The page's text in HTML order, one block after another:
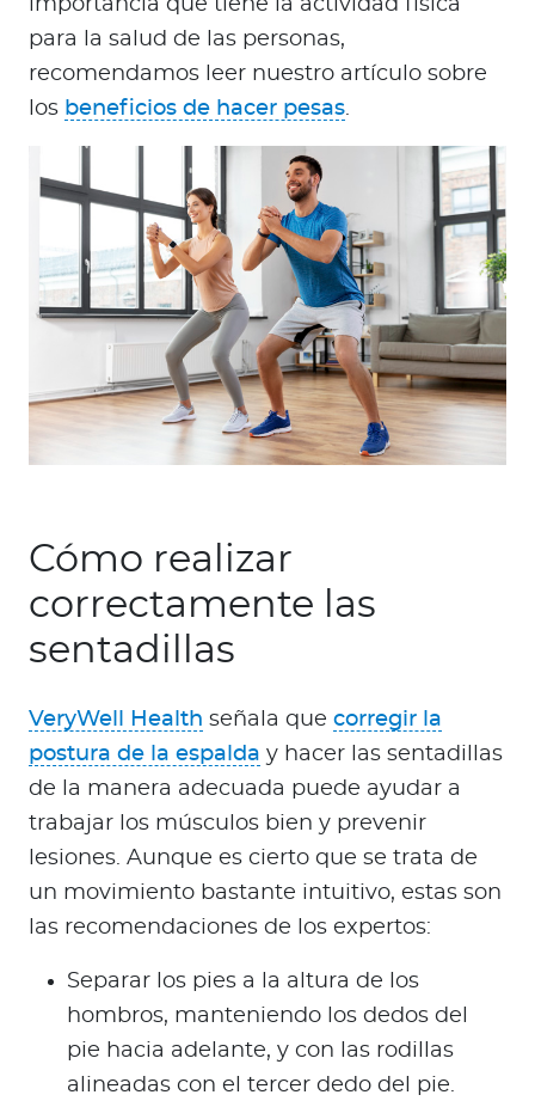
importancia que tiene la actividad física
para la salud de las personas,
recomendamos leer nuestro artículo sobre
los beneficios de hacer pesas.
Cómo realizar
correctamente las
sentadillas
VeryWell Health señala que corregir la
postura de la espalda y hacer las sentadillas
de la manera adecuada puede ayudar a
trabajar los músculos bien y prevenir
lesiones. Aunque es cierto que se trata de
un movimiento bastante intuitivo, estas son
las recomendaciones de los expertos:
Separar los pies a la altura de los
hombros, manteniendo los dedos del
pie hacia adelante, y con las rodillas
alineadas con el tercer dedo del pie.